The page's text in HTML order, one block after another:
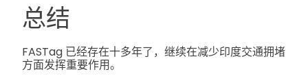
总结
FASTag 已经存在十多年了，继续在减少印度交通拥堵
方面发挥重要作用。